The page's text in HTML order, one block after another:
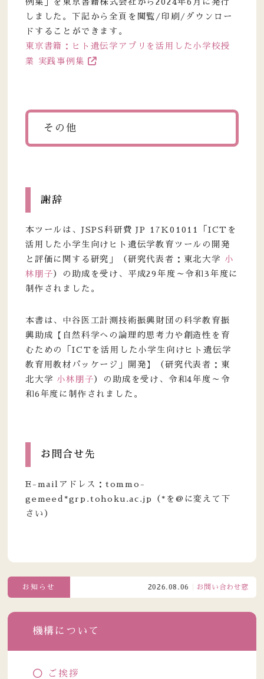
例集」を東京書籍株式会社から2024年6月に発行
しました。下記から全頁を閲覧/印刷/ダウンロー
ドすることができます。
東京書籍：ヒト遺伝学アプリを活用した小学校授
業 実践事例集
その他
謝辞
本ツールは、JSPS科研費 JP 17K01011「ICTを
活用した小学生向けヒト遺伝学教育ツールの開発
と評価に関する研究」（研究代表者：東北大学
小
林朋子 ）の助成を受け、平成29年度～令和3年度に
制作されました。
本書は、中谷医工計測技術振興財団の科学教育振
興助成【自然科学への論理的思考力や創造性を育
むための「ICTを活用した小学生向けヒト遺伝学
教育用教材パッケージ」開発】（研究代表者：東
北大学 小林朋子）の助成を受け、令和4年度～令
和6年度に制作されました。
お問合せ先
E-mailアドレス：tommo-
gemeed*grp.tohoku.ac.jp（*を@に変えて下
さい）
お知らせ 2026.08.06 お問い合わせ窓口
機構について
ご挨拶